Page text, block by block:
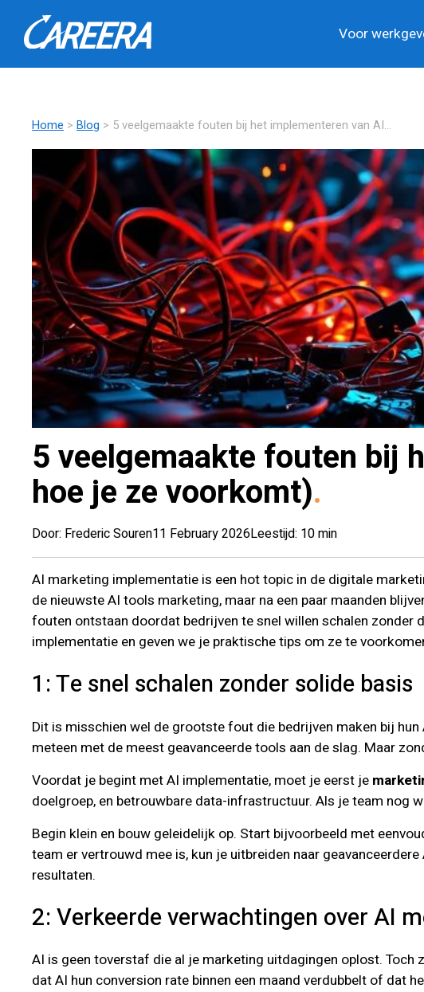
Voor
Home > Blog > 5 veelgemaakte fouten bij het implementeren van AI...
5 veelgemaakte fouten bij
hoe je ze voorkomt)
Door: Frederic Souren11 February 2026Leestijd: 10 min
AI marketing implementatie is een hot topic in de digitale
de nieuwste AI tools marketing, maar na een paar maanden
fouten ontstaan doordat bedrijven te snel willen schalen
implementatie en geven we je praktische tips om ze te
1: Te snel schalen zonder solide basis
Dit is misschien wel de grootste fout die bedrijven maken bij
meteen met de meest geavanceerde tools aan de slag. Maar
Voordat je begint met AI implementatie, moet je eerst je
doelgroep, en betrouwbare data-infrastructuur. Als je team nog
Begin klein en bouw geleidelijk op. Start bijvoorbeeld met
team er vertrouwd mee is, kun je uitbreiden naar
resultaten.
2: Verkeerde verwachtingen over AI
AI is geen toverstaf die al je marketing uitdagingen oplost. Toch
dat AI hun conversion rate binnen een maand verdubbelt of dat